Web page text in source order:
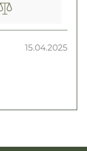
15.04.2025